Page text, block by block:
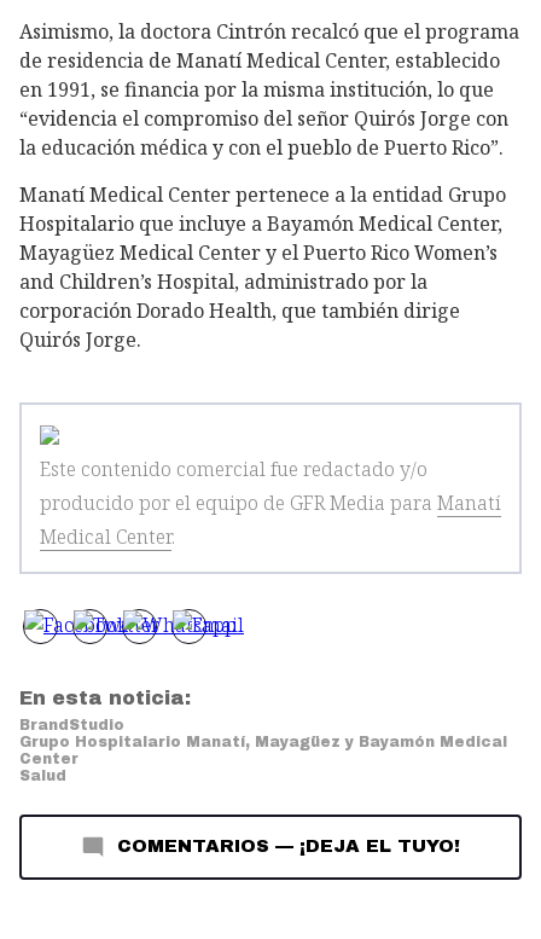
Asimismo, la doctora Cintrón recalcó que el programa
de residencia de Manatí Medical Center, establecido
en 1991, se financia por la misma institución, lo que
“evidencia el compromiso del señor Quirós Jorge con
la educación médica y con el pueblo de Puerto Rico”.
Manatí Medical Center pertenece a la entidad Grupo
Hospitalario que incluye a Bayamón Medical Center,
Mayagüez Medical Center y el Puerto Rico Women’s
and Children’s Hospital, administrado por la
corporación Dorado Health, que también dirige
Quirós Jorge.
Este contenido comercial fue redactado y/o
producido por el equipo de GFR Media para Manatí
Medical Center.
En esta noticia:
BrandStudio
Grupo Hospitalario Manatí, Mayagüez y Bayamón Medical
Center
Salud
COMENTARIOS — ¡DEJA EL TUYO!